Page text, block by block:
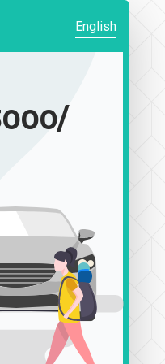
English